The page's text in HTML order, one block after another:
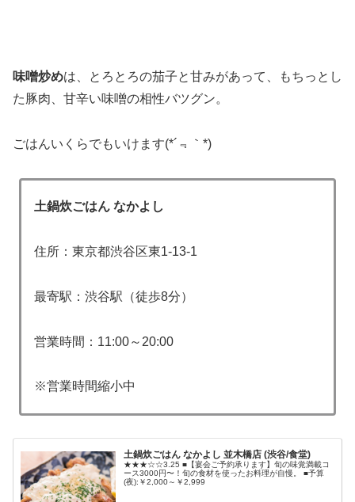
味噌炒めは、とろとろの茄子と甘みがあって、もちっとし
た豚肉、甘辛い味噌の相性バツグン。
ごはんいくらでもいけます(*´﹃｀*)
土鍋炊ごはん なかよし
住所：東京都渋谷区東1-13-1
最寄駅：渋谷駅（徒歩8分）
営業時間：11:00～20:00
※営業時間縮小中
土鍋炊ごはん なかよし 並木橋店 (渋谷/食堂)
★★★☆☆3.25 ■【宴会ご予約承ります】旬の味覚満載コ
ース3000円〜！旬の食材を使ったお料理が自慢。 ■予算
(夜):￥2,000～￥2,999